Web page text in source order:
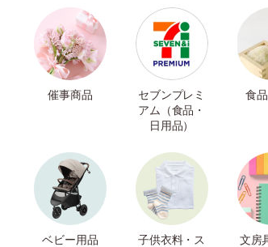
催事商品
セブンプレミ
アム（食品・
日用品）
食
ベビー用品
子供衣料・ス
文房